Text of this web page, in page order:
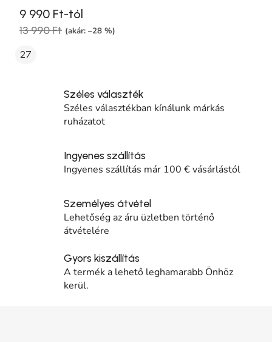
9 990 Ft-tól
13 990 Ft (akár: –28 %)
27
Széles választék
Széles választékban kínálunk márkás
ruházatot
Ingyenes szállítás
Ingyenes szállítás már 100 € vásárlástól
Személyes átvétel
Lehetőség az áru üzletben történő
átvételére
Gyors kiszállítás
A termék a lehető leghamarabb Önhöz
kerül.